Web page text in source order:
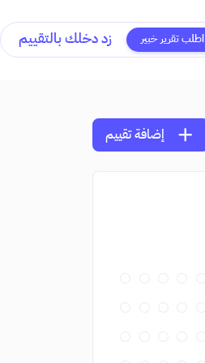
اطلب تقرير خبير زد دخلك بالتقييم
add إضافة تقييم